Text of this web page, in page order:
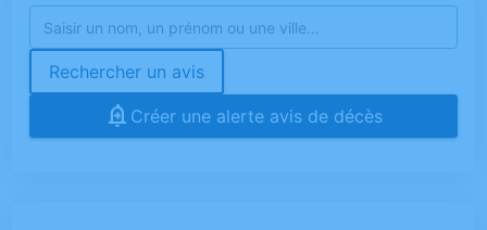
Rechercher un avis
Créer une alerte avis de décès